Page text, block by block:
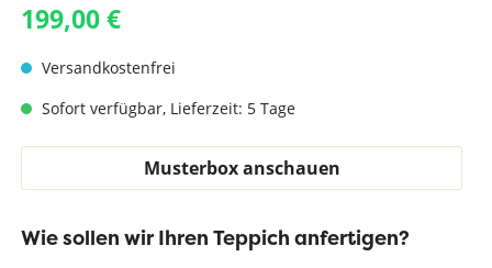
199,00 €
Versandkostenfrei
Sofort verfügbar, Lieferzeit: 5 Tage
Musterbox anschauen
Wie sollen wir Ihren Teppich anfertigen?